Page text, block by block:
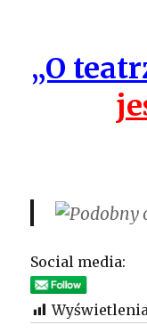
„O
Social media: